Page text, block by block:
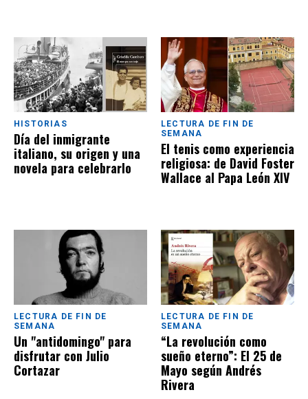
HISTORIAS
Día del inmigrante
italiano, su origen y una
novela para celebrarlo
LECTURA DE FIN DE
SEMANA
El tenis como experiencia
religiosa: de David Foster
Wallace al Papa León XIV
LECTURA DE FIN DE
SEMANA
Un "antidomingo" para
disfrutar con Julio
Cortazar
LECTURA DE FIN DE
SEMANA
“La revolución como
sueño eterno”: El 25 de
Mayo según Andrés
Rivera